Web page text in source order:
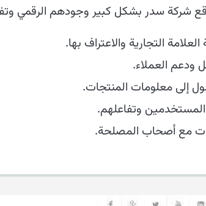
شركة سدر بشكل كبير وجودهم الرقمي
التجارية والاعتراف بها.
ودعم العملاء.
إلى معلومات المنتجات.
المستخدمين وتفاعلهم.
مع أصحاب المصلحة.